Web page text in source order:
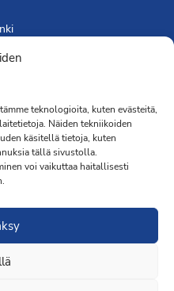
teknologioita, kuten evästeitä,
Näiden tekniikoiden
käsitellä tietoja, kuten
tällä sivustolla.
voi vaikuttaa haitallisesti
MMD Networks